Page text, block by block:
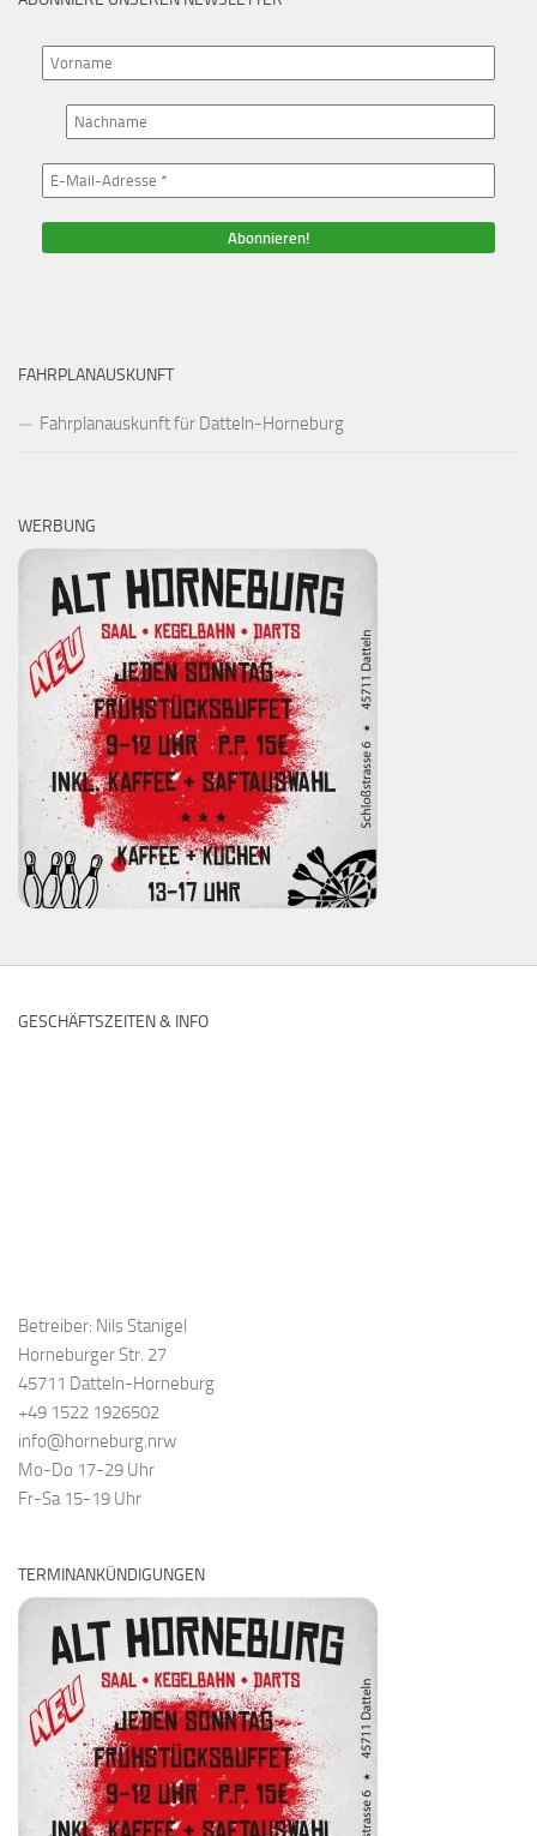
FAHRPLANAUSKUNFT
Fahrplanauskunft für Datteln-Horneburg
WERBUNG
GESCHÄFTSZEITEN & INFO
Betreiber: Nils Stanigel
Horneburger Str. 27
45711 Datteln-Horneburg
+49 1522 1926502
info@horneburg.nrw
Mo-Do 17-29 Uhr
Fr-Sa 15-19 Uhr
TERMINANKÜNDIGUNGEN